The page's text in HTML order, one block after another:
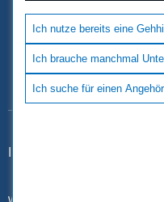
Ich nutze bereits eine
Ich brauche manchmal
Ich suche für einen
Follow Us